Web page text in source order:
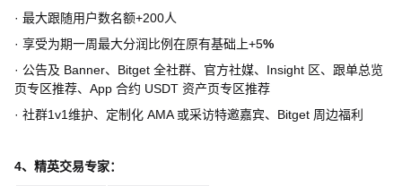
· 最大跟随用户数名额+200人
· 享受为期一周最大分润比例在原有基础上+5%
· 公告及 Banner、 Bitget 全社群、官方社媒、 Insight 区、跟单总览
页专区推荐、 App 合约 USDT 资产页专区推荐
· 社群1v1维护、定制化 AMA 或采访特邀嘉宾、 Bitget 周边福利
4、精英交易专家：